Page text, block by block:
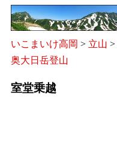
いこまいけ高岡 > 立山 >
奥大日岳登山
室堂乗越